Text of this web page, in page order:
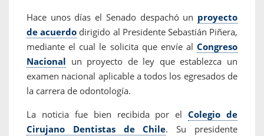
Hace unos días el Senado despachó un proyecto
de acuerdo dirigido al Presidente Sebastián Piñera,
mediante el cual le solicita que envíe al Congreso
Nacional un proyecto de ley que establezca un
examen nacional aplicable a todos los egresados de
la carrera de odontología.
La noticia fue bien recibida por elColegio de
Cirujano Dentistas de Chile. Su presidente